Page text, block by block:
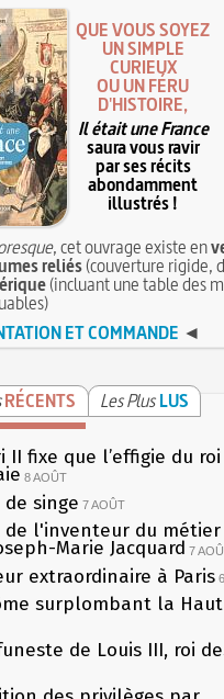
QUE VOUS SOYEZ
UN SIMPLE
CURIEUX
OU UN FÉRU
D'HISTOIRE,
Il était une France
saura vous ravir
par ses récits
abondamment
illustrés !
, cet ouvrage existe en
reliés(couverture rigide,
(incluant une table des
ET COMMANDE ◄
RÉCENTS Les Plus LUS
II fixe que l’effigie du
8 AOÛT
singe 7 AOÛT
de l'inventeur du
Marie Jacquard 7
extraordinaire à Paris
surplombant la
de Louis III, roi